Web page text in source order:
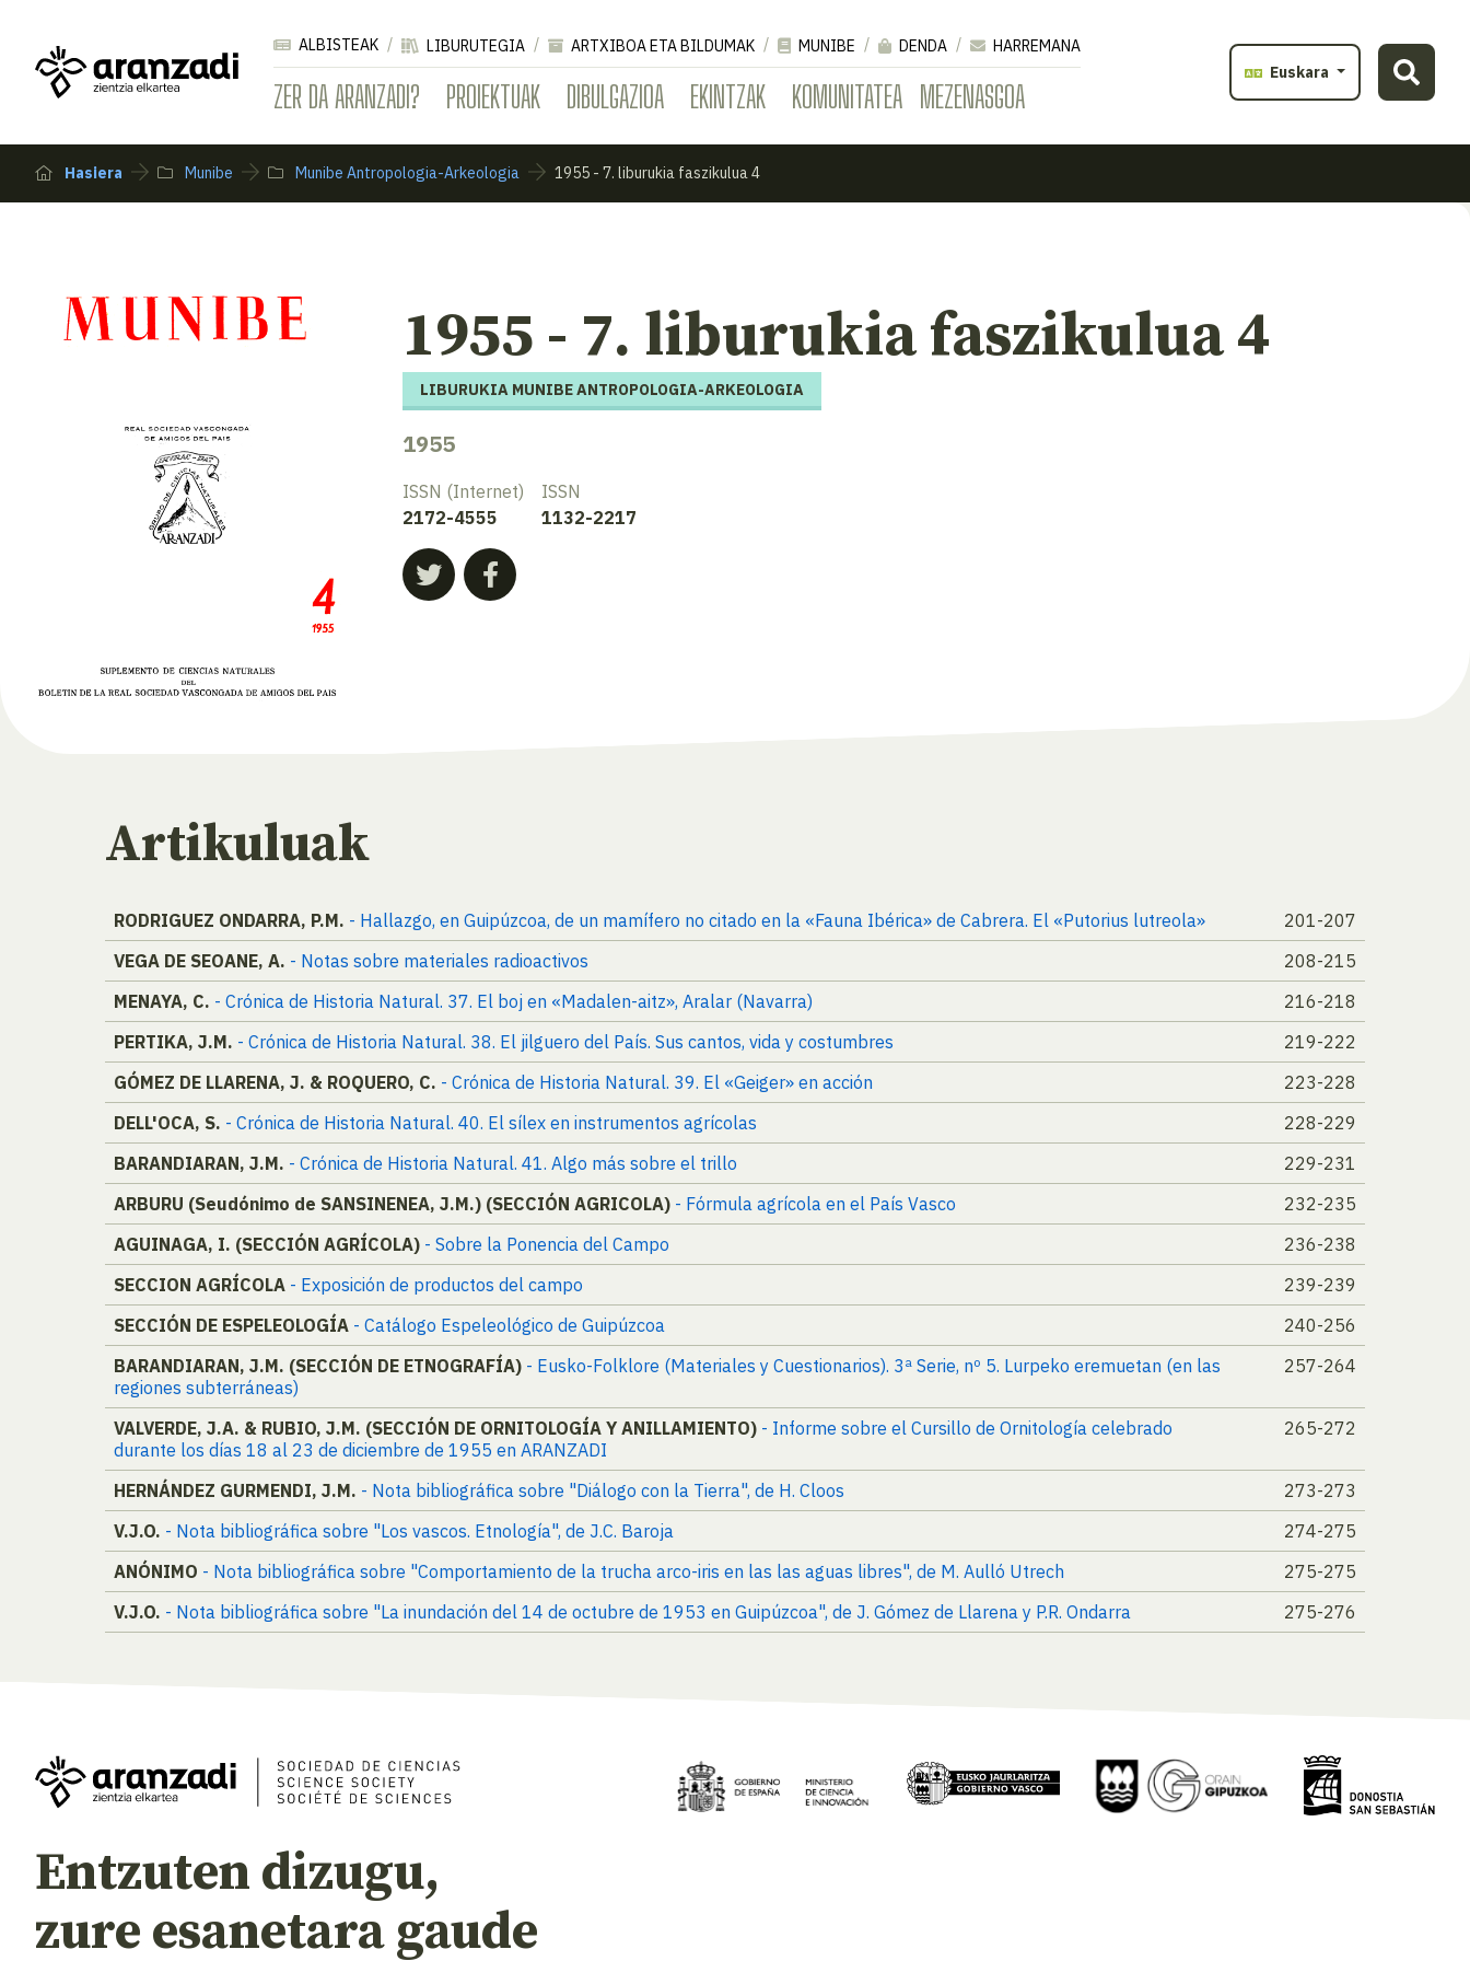
ZER DA ARANZADI? PROIEKTUAK DIBULGAZIOA EKINTZAK KOMUNITATEA MEZENASGOA
ALBISTEAK LIBURUTEGIA ARTXIBOA ETA BILDUMAK MUNIBE DENDA
HARREMANA
Euskara
Hasiera Munibe Munibe Antropologia-Arkeologia 1955 - 7. liburukia faszikulua 4
1955 - 7. liburukia faszikulua 4
LIBURUKIA MUNIBE ANTROPOLOGIA-ARKEOLOGIA
1955
ISSN (Internet)
2172-4555
ISSN
1132-2217
Artikuluak
RODRIGUEZ ONDARRA, P.M. - Hallazgo, en Guipúzcoa, de un mamífero no citado en la «Fauna Ibérica» de Cabrera. El «Putorius lutreola»
201-207
VEGA DE SEOANE, A. - Notas sobre materiales radioactivos
208-215
MENAYA, C. - Crónica de Historia Natural. 37. El boj en «Madalen-aitz», Aralar (Navarra)
216-218
PERTIKA, J.M. - Crónica de Historia Natural. 38. El jilguero del País. Sus cantos, vida y costumbres
219-222
GÓMEZ DE LLARENA, J. & ROQUERO, C. - Crónica de Historia Natural. 39. El «Geiger» en acción
223-228
DELL'OCA, S. - Crónica de Historia Natural. 40. El sílex en instrumentos agrícolas
228-229
BARANDIARAN, J.M. - Crónica de Historia Natural. 41. Algo más sobre el trillo
229-231
ARBURU (Seudónimo de SANSINENEA, J.M.) (SECCIÓN AGRICOLA) - Fórmula agrícola en el País Vasco
232-235
AGUINAGA, I. (SECCIÓN AGRÍCOLA) - Sobre la Ponencia del Campo
236-238
SECCION AGRÍCOLA - Exposición de productos del campo
239-239
SECCIÓN DE ESPELEOLOGÍA - Catálogo Espeleológico de Guipúzcoa
240-256
BARANDIARAN, J.M. (SECCIÓN DE ETNOGRAFÍA) - Eusko-Folklore (Materiales y Cuestionarios). 3ª Serie, nº 5. Lurpeko eremuetan (en las
regiones subterráneas)
257-264
VALVERDE, J.A. & RUBIO, J.M. (SECCIÓN DE ORNITOLOGÍA Y ANILLAMIENTO) - Informe sobre el Cursillo de Ornitología celebrado
durante los días 18 al 23 de diciembre de 1955 en ARANZADI
265-272
HERNÁNDEZ GURMENDI, J.M. - Nota bibliográfica sobre "Diálogo con la Tierra", de H. Cloos
273-273
V.J.O. - Nota bibliográfica sobre "Los vascos. Etnología", de J.C. Baroja
274-275
ANÓNIMO - Nota bibliográfica sobre "Comportamiento de la trucha arco-iris en las las aguas libres", de M. Aulló Utrech
275-275
V.J.O. - Nota bibliográfica sobre "La inundación del 14 de octubre de 1953 en Guipúzcoa", de J. Gómez de Llarena y P.R. Ondarra 275-276
Entzuten dizugu,
zure esanetara gaude